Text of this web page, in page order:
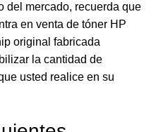
del mercado, recuerda que
en venta de tóner HP
original fabricada
la cantidad de
usted realice en su